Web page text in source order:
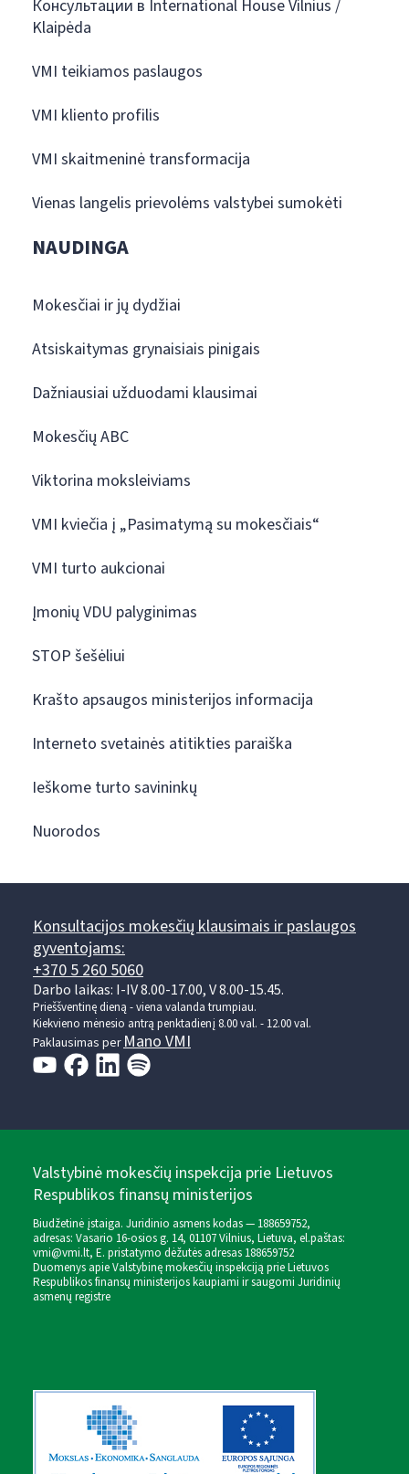
Консультации в International House Vilnius /
Klaipėda
VMI teikiamos paslaugos
VMI kliento profilis
VMI skaitmeninė transformacija
Vienas langelis prievolėms valstybei sumokėti
NAUDINGA
Mokesčiai ir jų dydžiai
Atsiskaitymas grynaisiais pinigais
Dažniausiai užduodami klausimai
Mokesčių ABC
Viktorina moksleiviams
VMI kviečia į „Pasimatymą su mokesčiais“
VMI turto aukcionai
Įmonių VDU palyginimas
STOP šešėliui
Krašto apsaugos ministerijos informacija
Interneto svetainės atitikties paraiška
Ieškome turto savininkų
Nuorodos
Konsultacijos mokesčių klausimais ir paslaugos
gyventojams:
+370 5 260 5060
Darbo laikas: I-IV 8.00-17.00, V 8.00-15.45.
Prieššventinę dieną - viena valanda trumpiau.
Kiekvieno mėnesio antrą penktadienį 8.00 val. - 12.00 val.
Paklausimas perMano VMI
Valstybinė mokesčių inspekcija prie Lietuvos
Respublikos finansų ministerijos
Biudžetinė įstaiga. Juridinio asmens kodas — 188659752,
adresas: Vasario 16-osios g. 14, 01107 Vilnius, Lietuva, el.paštas:
vmi@vmi.lt, E. pristatymo dėžutės adresas 188659752
Duomenys apie Valstybinę mokesčių inspekciją prie Lietuvos
Respublikos finansų ministerijos kaupiami ir saugomi Juridinių
asmenų registre